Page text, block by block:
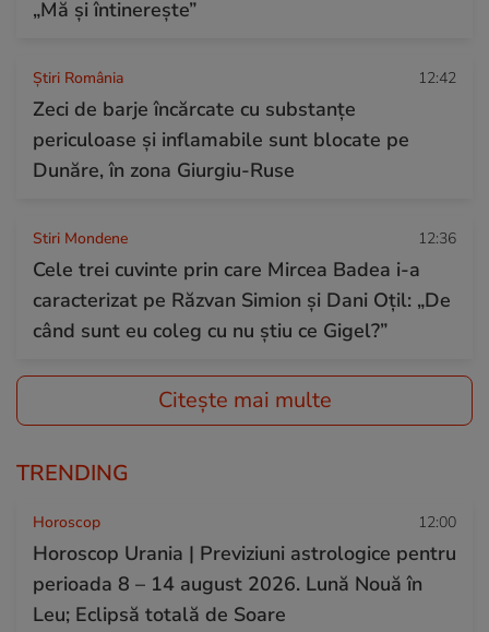
„Mă și întinerește”
Știri România 12:42
Zeci de barje încărcate cu substanțe
periculoase și inflamabile sunt blocate pe
Dunăre, în zona Giurgiu-Ruse
Stiri Mondene 12:36
Cele trei cuvinte prin care Mircea Badea i-a
caracterizat pe Răzvan Simion și Dani Oțil: „De
când sunt eu coleg cu nu știu ce Gigel?”
Citește mai multe
TRENDING
Horoscop 12:00
Horoscop Urania | Previziuni astrologice pentru
perioada 8 – 14 august 2026. Lună Nouă în
Leu; Eclipsă totală de Soare